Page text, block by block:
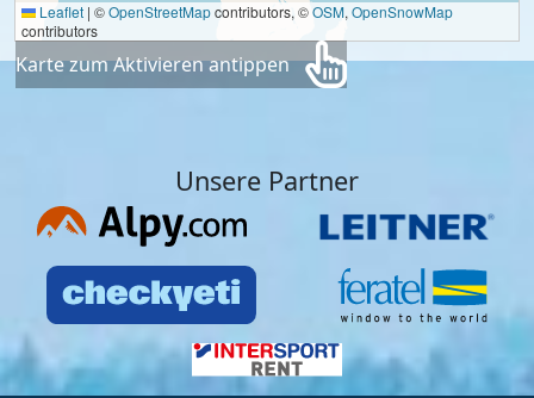
Leaflet | ©OpenStreetMapcontributors, ©OSM, OpenSnowMap
contributors
Karte zum Aktivieren antippen
Unsere Partner